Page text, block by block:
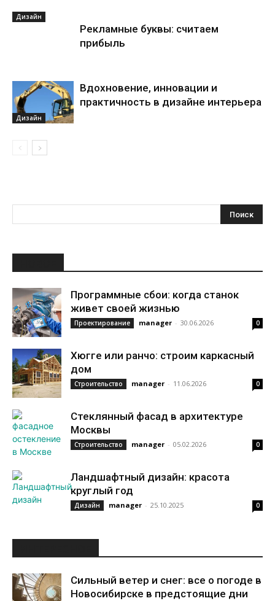
Дизайн
Рекламные буквы: считаем
прибыль
Дизайн
Вдохновение, инновации и
практичность в дизайне интерьера
Программные сбои: когда станок
живет своей жизнью
Проектирование manager - 30.06.2026 0
Хюгге или ранчо: строим каркасный
дом
Строительство manager - 11.06.2026 0
Стеклянный фасад в архитектуре
Москвы
Строительство manager - 05.02.2026 0
Ландшафтный дизайн: красота
круглый год
Дизайн manager - 25.10.2025 0
Сильный ветер и снег: все о погоде в
Новосибирске в предстоящие дни